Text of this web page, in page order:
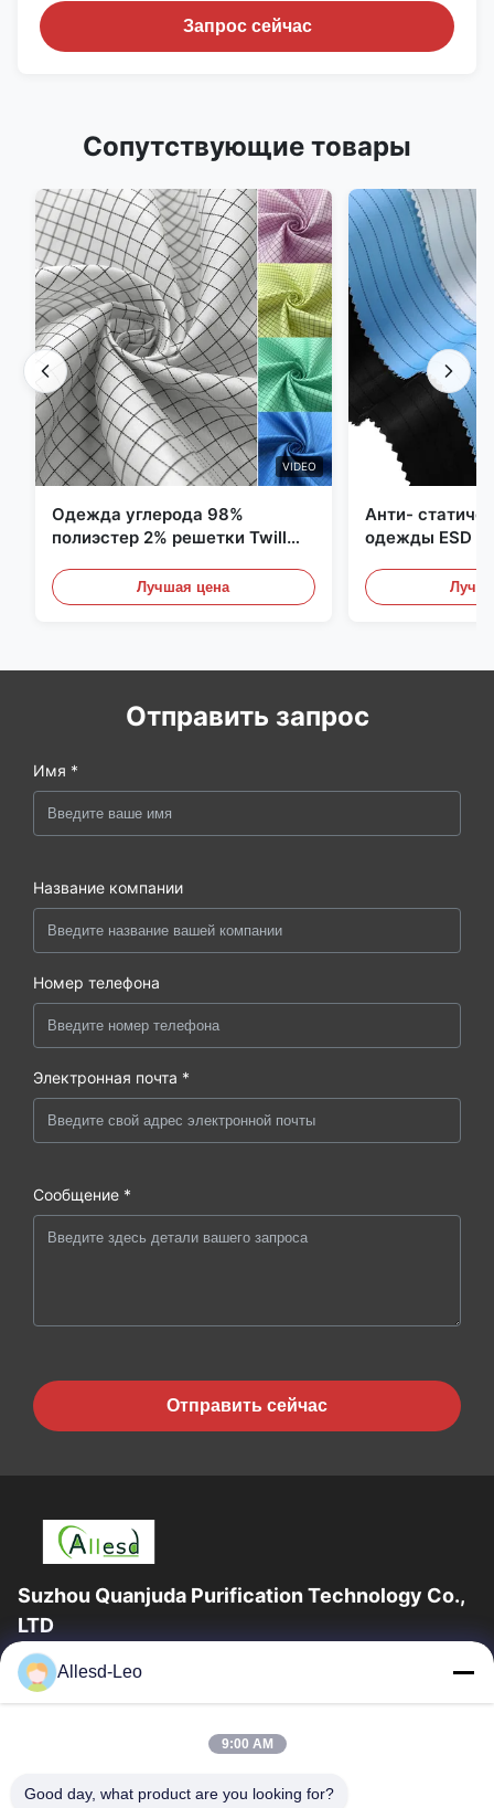
Запрос сейчас
Сопутствующие товары
VIDEO
Одежда углерода 98%
полиэстер 2% решетки Twill
Лучшая цена
Анти-
одежды ESD
Отправить запрос
Имя *
Название компании
Номер телефона
Электронная почта *
Сообщение *
Отправить сейчас
Suzhou Quanjuda Purification Technology Co.,
LTD
опыт 16years, как ведущие изготовитель и экспортер ESD &
продуктов чистой комнаты, мы предлагаем полную
Дом Продукты
Allesd-Leo
9:00 AM
Good day, what product are you looking for?